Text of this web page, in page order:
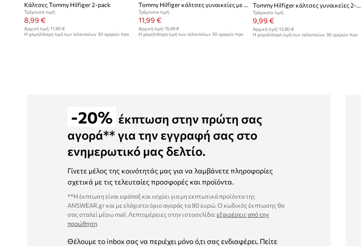
Κάλτσες Tommy Hilfiger 2-pack
Τρέχουσα τιμή:
8,99 €
Αρχική τιμή: 11,90 €
Η χαμηλότερη τιμή των τελευταίων 30 ημερών προ
Τρέχουσα τιμή:
11,99 €
Αρχική τιμή:15,99 €
Η χαμηλότερη τιμή των τελευταίων 30 ημερών προ
Tommy Hilfiger κάλτσες γυναικείες 2-pack
Τρέχουσα τιμή:
9,99 €
Αρχική τιμή: 13,90 €
Η χαμηλότερη τιμή των τελευταίων 30 ημερών προ
-20% έκπτωση στην πρώτη σας
αγορά** για την εγγραφή σας στο
ενημερωτικό μας δελτίο.
Γίνετε μέλος της κοινότητάς μας για να λαμβάνετε πληροφορίες
σχετικά με τις τελευταίες προσφορές και προϊόντα.
**Η έκπτωση είναι εφάπαξ και ισχύει για μη εκπτωτικά προϊόντα της
ANSWEAR.gr και με ελάχιστο όριο αγοράς τα 80 ευρώ. Ο κωδικός έκπτωσης θα
σας σταλεί μέσω mail. Λεπτομέρειες στην ιστοσελίδα:εξαιρέσεις από την
προώθηση
Θέλουμε το inbox σας να περιέχει μόνο ό,τι σας ενδιαφέρει. Πείτε